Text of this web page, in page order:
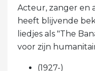
Acteur, zanger en
heeft blijvende
liedjes als "The
voor zijn
(1927-)